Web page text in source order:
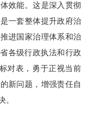
效能。这是深入贯彻
一套整体提升政府治
进国家治理体系和治
各级行政执法和行政
对表，勇于正视当前
新问题，增强责任自
。